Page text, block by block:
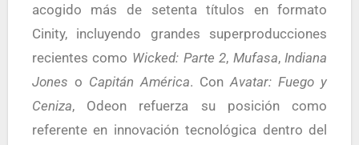
acogido más de setenta títulos en formato
Cinity, incluyendo grandes superproducciones
recientes como Wicked: Parte 2, Mufasa,Indiana
Jones o Capitán América. ConAvatar: Fuego y
Ceniza, Odeon refuerza su posición como
referente en innovación tecnológica dentro del